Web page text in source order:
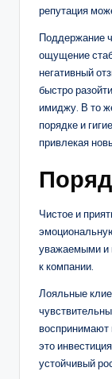
репутация
Поддержание
ощущение
негативный
быстро
имиджу. В то
порядке и
привлекая
Чистое и
уважаемыми и
к компании.
Лояльные
воспринимают
это
устойчивый